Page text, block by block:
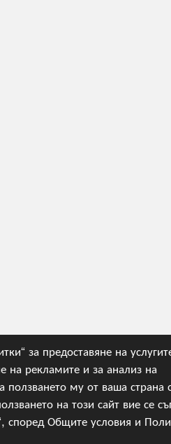
за предоставяне на
на рекламите и за анализ на
му от ваша страна
на този сайт вие се
споредОбщите условия и